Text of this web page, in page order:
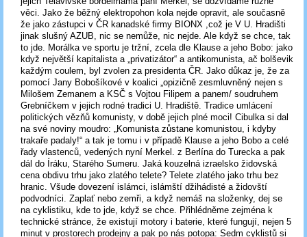
věci. Jako že běžný elektropohon kola nejde opravit, ale současně
že jako zástupci v ČR kanadské firmy BIONX ,což je V U. Hradišti
jinak slušný AZUB, nic se nemůže, nic nejde. Ale když se chce, tak
to jde. Morálka ve sportu je tržní, zcela dle Klause a jeho Bobo: jako
když největší kapitalista a „privatizátor“ a antikomunista, ač bolševik
každým coulem, byl zvolen za presidenta ČR. Jako důkaz je, že za
pomocí Jany Bobošíkové v koalici „opizičně zesmluvněný nejen s
Milošem Zemanem a KSČ s Vojtou Filipem a panem/ soudruhem
Grebníčkem v jejich rodné tradici U. Hradiště. Tradice umlácení
politických vězňů komunisty, v době jejich plné moci! Cibulka si dal
na své noviny moudro: „Komunista zůstane komunistou, i kdyby
trakaře padaly!“ a tak je tomu i v případě Klause a jeho Bobo a celé
řady vlastenců, vedených nyní Merkel. z Berlína do Turecka a pak
dál do Íráku, Starého Sumeru. Jaká kouzelná izraelsko židovská
cena obdivu trhu jako zlatého telete? Telete zlatého jako trhu bez
hranic. Všude dovezení islámci, islámští džihádisté a židovští
podvodníci. Zaplať nebo zemři, a když nemáš na složenky, dej se
na cyklistiku, kde to jde, když se chce. Přihlédněme zejména k
technické stránce, že existují motory i baterie, které fungují, nejen 5
minut v prostorech prodejny a pak po nás potopa: Sedm cyklistů si